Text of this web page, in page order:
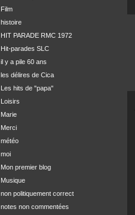
Film
histoire
HIT PARADE RMC 1972
Hit-parades SLC
il y a pile 60 ans
les délires de Cica
Les hits de "papa"
Loisirs
Marie
Merci
météo
moi
Mon premier blog
Musique
non politiquement correct
notes non commentées